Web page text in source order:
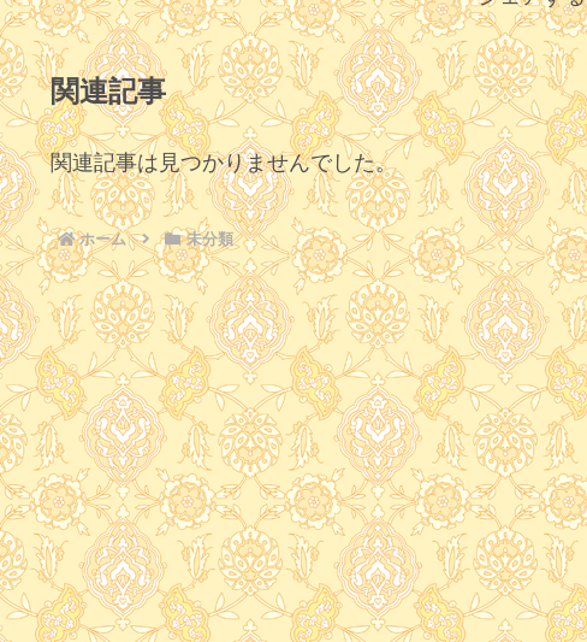
関連記事
関連記事は見つかりませんでした。
ホーム 未分類